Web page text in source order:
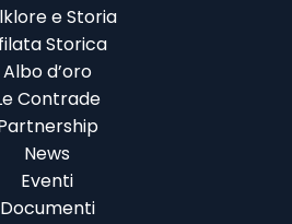
e Storia
Storica
Albo d’oro
Contrade
News
Eventi
Documenti